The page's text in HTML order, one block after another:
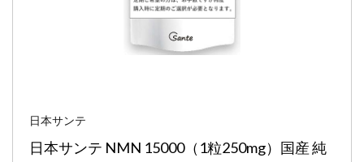
日本サンテ
日本サンテ NMN 15000（1粒250mg）国産 純